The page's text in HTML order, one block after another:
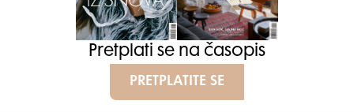
Pretplati se na časopis
PRETPLATITE SE